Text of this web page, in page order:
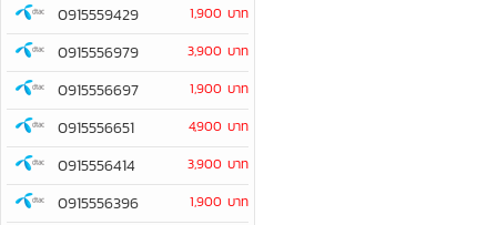
0915559429 1,900 บาท
0915556979 3,900 บาท
0915556697 1,900 บาท
0915556651 4,900 บาท
0915556414 3,900 บาท
0915556396 1,900 บาท